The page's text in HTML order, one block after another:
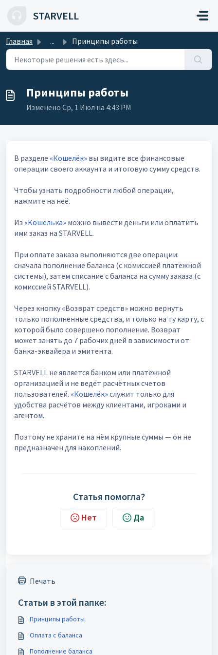
STARVELL
Главная ... Принципы работы
Принципы работы
Изменено Ср, 1 Июл на 4:43 PM
В разделе «Кошелёк» вы видите все финансовые
операции своего аккаунта и итоговую сумму средств.
Чтобы узнать подробности любой операции,
нажмите на неё.
Из «Кошелька» можно вывести деньги или оплатить
ими заказ на STARVELL.
При оплате заказа выполняются две операции:
сначала пополнение баланса (с комиссией платёжной
системы), затем списание с баланса на сумму заказа (с
комиссией STARVELL).
Через кнопку «Возврат средств» можно вернуть
только пополненные средства, и только на ту карту, с
которой было совершено пополнение. Возврат
может занять до 7 рабочих дней в зависимости от
банка-эквайера и эмитента.
STARVELL не является банком или платёжной
организацией и не ведёт расчётных счетов
пользователей. «Кошелёк»служит только для
удобства расчётов между клиентами, игроками и
агентом.
Поэтому не храните на нём крупные суммы — он не
предназначен для накоплений.
Статья помогла?
Нет Да
Печать
Статьи в этой папке:
Принципы работы
Оплата с баланса
Пополнение баланса